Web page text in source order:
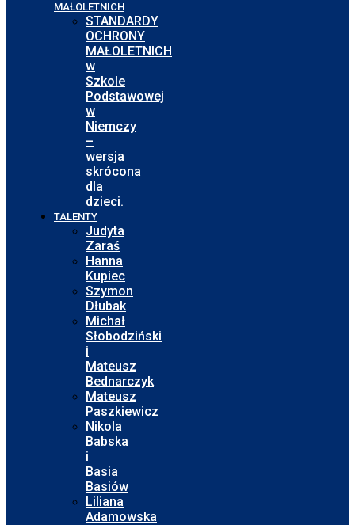
MAŁOLETNICH
STANDARDY
OCHRONY
MAŁOLETNICH
w
Szkole
Podstawowej
w
Niemczy
–
wersja
skrócona
dla
dzieci.
TALENTY
Judyta
Zaraś
Hanna
Kupiec
Szymon
Dłubak
Michał
Słobodziński
i
Mateusz
Bednarczyk
Mateusz
Paszkiewicz
Nikola
Babska
i
Basia
Basiów
Liliana
Adamowska